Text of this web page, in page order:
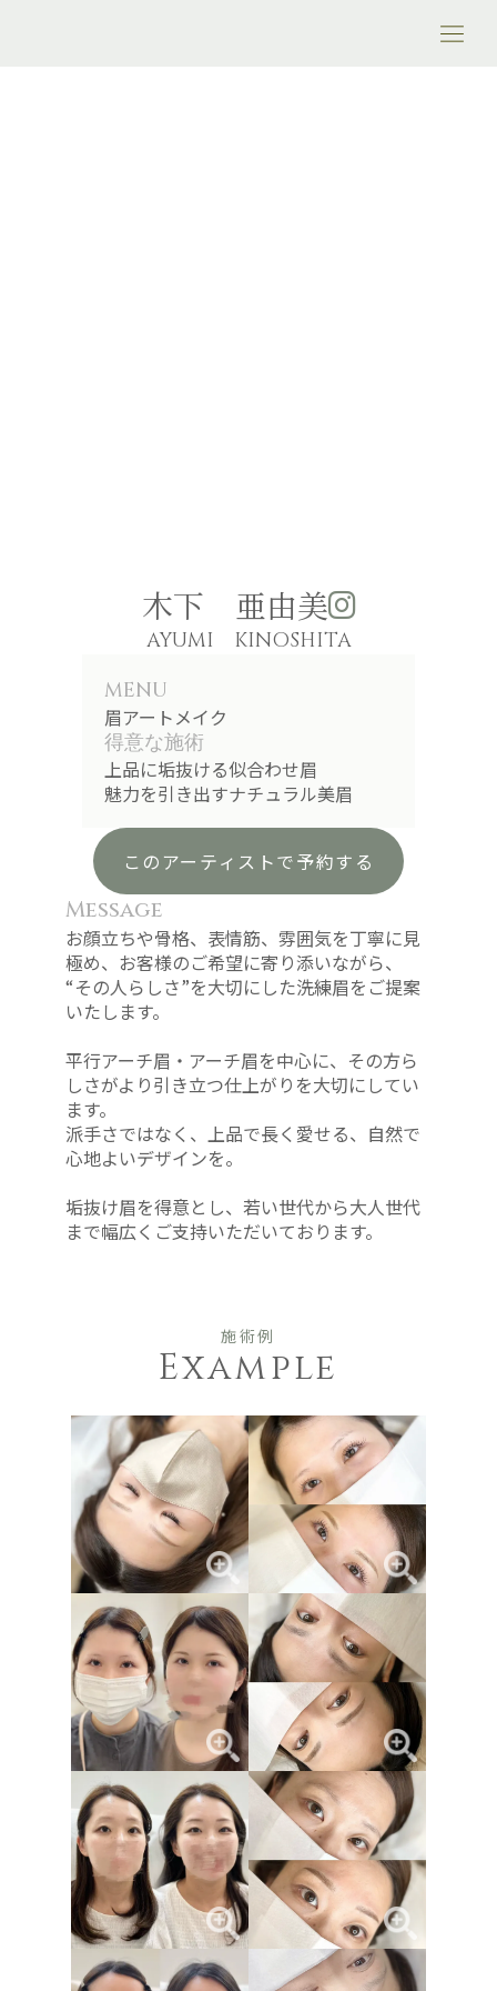
木下 亜由美
AYUMI KINOSHITA
MENU
眉アートメイク
得意な施術
上品に垢抜ける似合わせ眉
魅力を引き出すナチュラル美眉
このアーティストで予約する
Message
お顔立ちや骨格、表情筋、雰囲気を丁寧に見
極め、お客様のご希望に寄り添いながら、
“その人らしさ”を大切にした洗練眉をご提案
いたします。
平行アーチ眉・アーチ眉を中心に、その方ら
しさがより引き立つ仕上がりを大切にしてい
ます。
派手さではなく、上品で長く愛せる、自然で
心地よいデザインを。
垢抜け眉を得意とし、若い世代から大人世代
まで幅広くご支持いただいております。
施術例
Example